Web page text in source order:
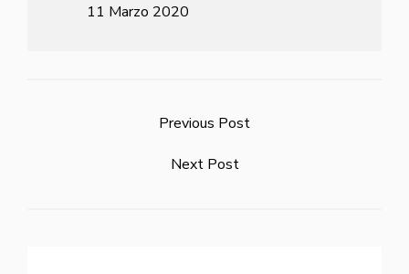
11 Marzo 2020
Previous Post
Next Post